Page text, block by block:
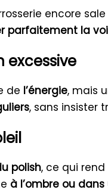
encore sale
parfaitement la
excessive
de l’énergie, mais
, sans insister
polish, ce qui
à l’ombre ou